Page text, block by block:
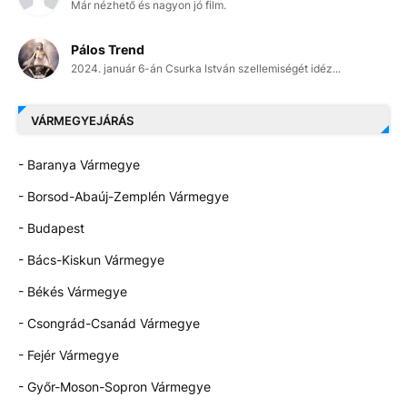
Már nézhető és nagyon jó film.
Pálos Trend
2024. január 6-án Csurka István szellemiségét idéz...
VÁRMEGYEJÁRÁS
- Baranya Vármegye
- Borsod-Abaúj-Zemplén Vármegye
- Budapest
- Bács-Kiskun Vármegye
- Békés Vármegye
- Csongrád-Csanád Vármegye
- Fejér Vármegye
- Győr-Moson-Sopron Vármegye